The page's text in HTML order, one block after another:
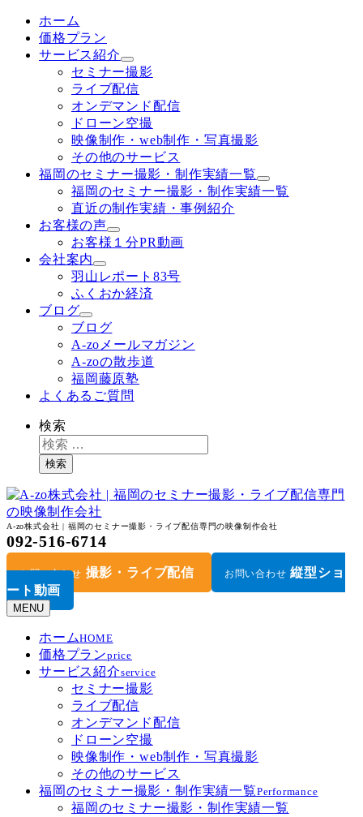
ホーム
価格プラン
サービス紹介
セミナー撮影
ライブ配信
オンデマンド配信
ドローン空撮
映像制作・web制作・写真撮影
その他のサービス
福岡のセミナー撮影・制作実績一覧
福岡のセミナー撮影・制作実績一覧
直近の制作実績・事例紹介
お客様の声
お客様１分PR動画
会社案内
羽山レポート83号
ふくおか経済
ブログ
ブログ
A-zoメールマガジン
A-zoの散歩道
福岡藤原塾
よくあるご質問
検索
検索
A-zo株式会社 | 福岡のセミナー撮影・ライブ配信専門の映像制作会社
092-516-6714
お問い合わせ 撮影・ライブ配信 お問い合わせ 縦型ショ
ート動画
MENU
ホームHOME
価格プランprice
サービス紹介service
セミナー撮影
ライブ配信
オンデマンド配信
ドローン空撮
映像制作・web制作・写真撮影
その他のサービス
福岡のセミナー撮影・制作実績一覧Performance
福岡のセミナー撮影・制作実績一覧